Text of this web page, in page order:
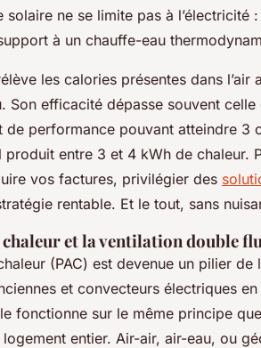
solaire ne se limite pas à l’électricité
à un chauffe-eau
les calories présentes dans
Son efficacité dépasse souvent
de performance pouvant atteindre 3
produit entre 3 et 4 kWh de chaleur.
vos factures, privilégier des
rentable. Et le tout, sans
chaleur et la ventilation double
(PAC) est devenue un pilier
et convecteurs électriques
fonctionne sur le même principe
logement entier. Air-air, air-eau, ou